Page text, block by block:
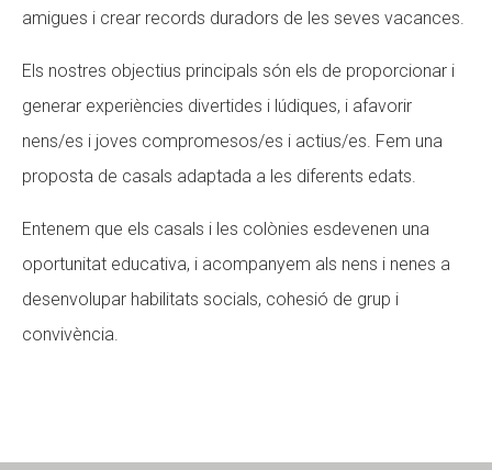
amigues i crear records duradors de les seves vacances.
Els nostres objectius principals són els de proporcionar i
generar experiències divertides i lúdiques, i afavorir
nens/es i joves compromesos/es i actius/es. Fem una
proposta de casals adaptada a les diferents edats.
Entenem que els casals i les colònies esdevenen una
oportunitat educativa, i acompanyem als nens i nenes a
desenvolupar habilitats socials, cohesió de grup i
convivència.